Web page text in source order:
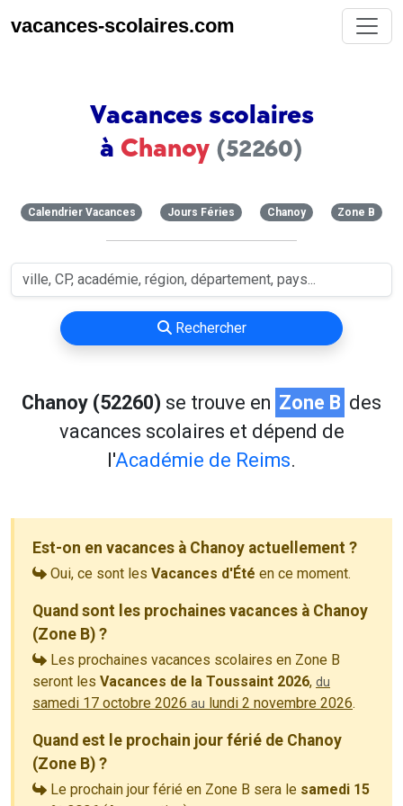
vacances-scolaires.com
Vacances scolaires
à Chanoy (52260)
Calendrier Vacances Jours Féries Chanoy Zone B
Rechercher
Chanoy (52260) se trouve en Zone B des
vacances scolaires et dépend de
l'Académie de Reims.
Est-on en vacances à Chanoy actuellement ?
Oui, ce sont les Vacances d'Été en ce moment.
Quand sont les prochaines vacances à Chanoy
(Zone B) ?
Les prochaines vacances scolaires en Zone B
seront les Vacances de la Toussaint 2026, du
samedi 17 octobre 2026 au lundi 2 novembre 2026.
Quand est le prochain jour férié de Chanoy
(Zone B) ?
Le prochain jour férié en Zone B sera le samedi 15